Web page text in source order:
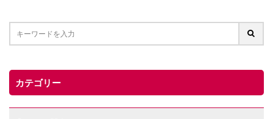
カテゴリー